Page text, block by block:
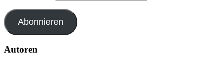
Abonnieren
Autoren